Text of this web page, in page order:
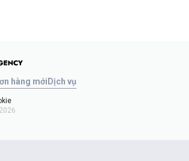
hàng mới Dịch vụ